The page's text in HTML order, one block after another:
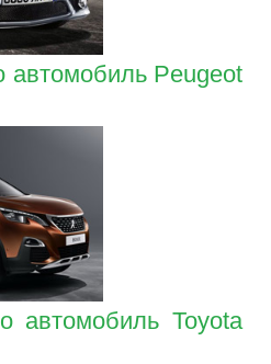
автомобиль Peugeot
автомобиль Toyota